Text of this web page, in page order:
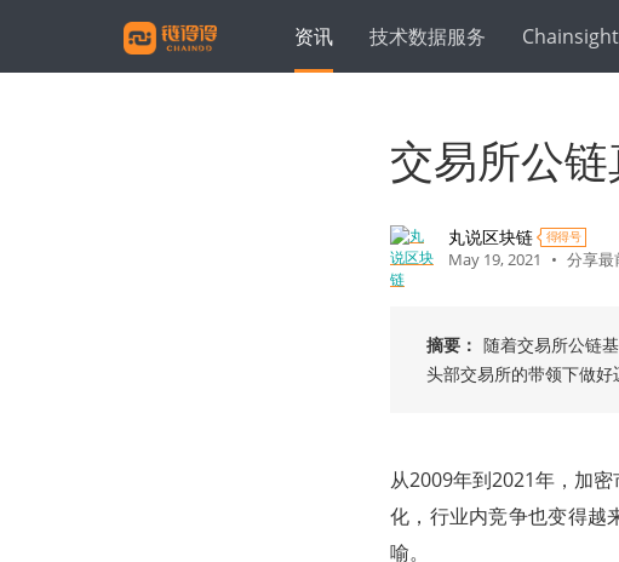
资讯 技术数据服务
交易所公
丸说区块链 得得号
May 19, 2021 • 分享最
摘要： 随着交易所公链
头部交易所的带领下做好
从2009年到2021年，加
化，行业内竞争也变得越
喻。